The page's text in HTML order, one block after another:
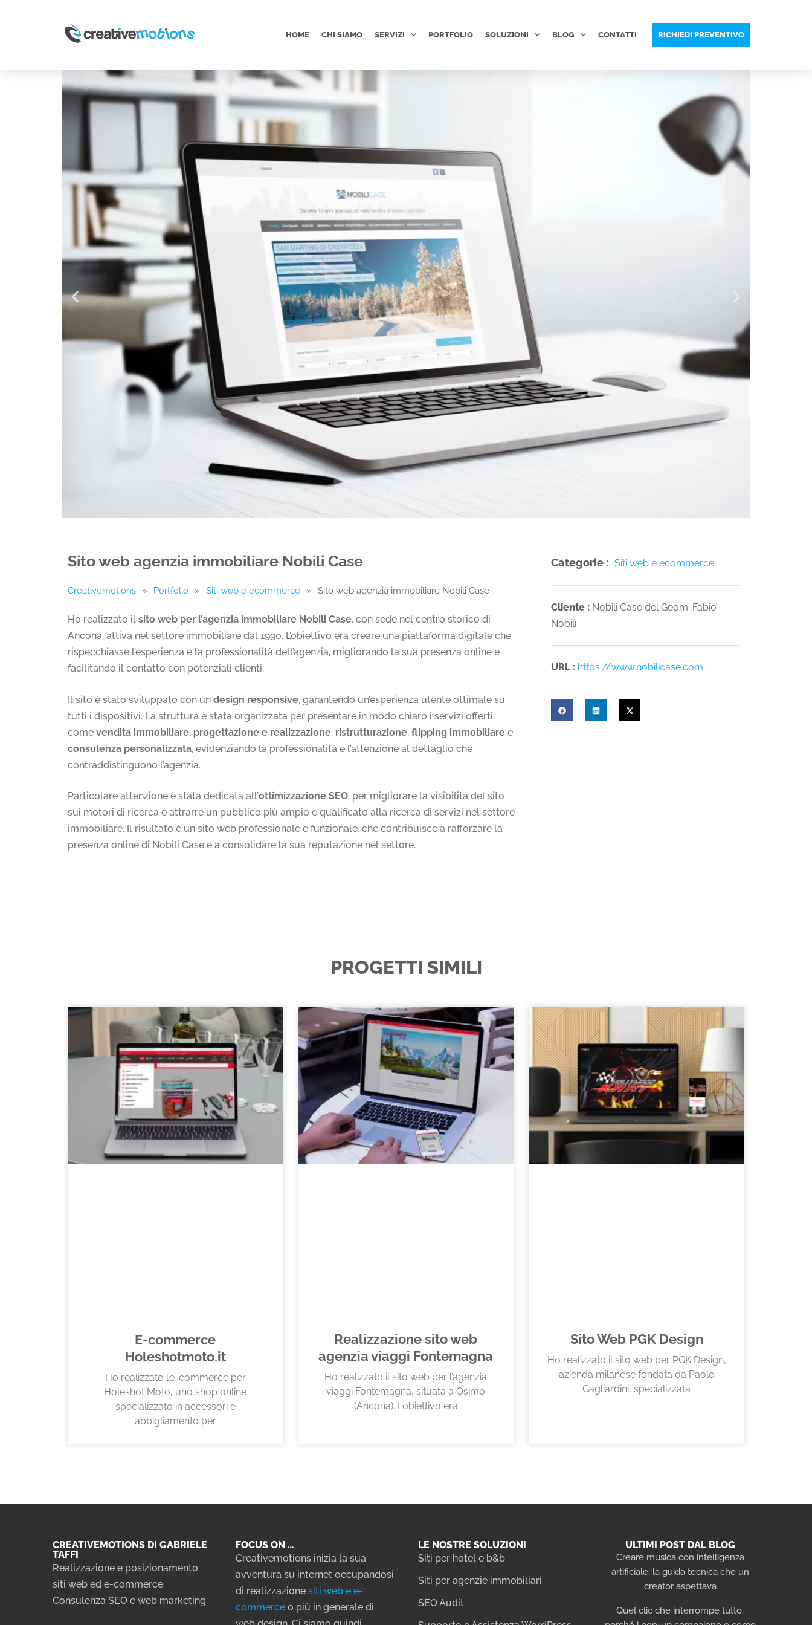
HOME CHI SIAMO SERVIZI PORTFOLIO SOLUZIONI BLOG CONTATTI RICHIEDI PREVENTIVO
Sito web agenzia immobiliare Nobili Case
Creativemotions » Portfolio » Siti web e ecommerce » Sito web agenzia immobiliare Nobili Case
Ho realizzato il sito web per l’agenzia immobiliare Nobili Case, con sede nel centro storico di
Ancona, attiva nel settore immobiliare dal 1990. L’obiettivo era creare una piattaforma digitale che
rispecchiasse l’esperienza e la professionalità dell’agenzia, migliorando la sua presenza online e
facilitando il contatto con potenziali clienti.
Il sito è stato sviluppato con un design responsive, garantendo un’esperienza utente ottimale su
tutti i dispositivi. La struttura è stata organizzata per presentare in modo chiaro i servizi offerti,
come vendita immobiliare, progettazione e realizzazione, ristrutturazione, flipping immobiliare e
consulenza personalizzata, evidenziando la professionalità e l’attenzione al dettaglio che
contraddistinguono l’agenzia.
Particolare attenzione è stata dedicata all’ottimizzazione SEO, per migliorare la visibilità del sito
sui motori di ricerca e attrarre un pubblico più ampio e qualificato alla ricerca di servizi nel settore
immobiliare. Il risultato è un sito web professionale e funzionale, che contribuisce a rafforzare la
presenza online di Nobili Case e a consolidare la sua reputazione nel settore.
Categorie : Siti web e ecommerce
Cliente : Nobili Case del Geom. Fabio
Nobili
URL : https://www.nobilicase.com
PROGETTI SIMILI
E-commerce
Holeshotmoto.it
Ho realizzato l’e-commerce per
Holeshot Moto, uno shop online
specializzato in accessori e
abbigliamento per
Realizzazione sito web
agenzia viaggi Fontemagna
Ho realizzato il sito web per l’agenzia
viaggi Fontemagna, situata a Osimo
(Ancona). L’obiettivo era
Sito Web PGK Design
Ho realizzato il sito web per PGK Design,
azienda milanese fondata da Paolo
Gagliardini, specializzata
CREATIVEMOTIONS DI GABRIELE
TAFFI
Realizzazione e posizionamento
siti web ed e-commerce
Consulenza SEO e web marketing
FOCUS ON …
Creativemotions inizia la sua
avventura su internet occupandosi
di realizzazione siti web e e-
commerceo più in generale di
LE NOSTRE SOLUZIONI
Siti per hotel e b&b
Siti per agenzie immobiliari
SEO Audit
ULTIMI POST DAL BLOG
Creare musica con intelligenza
artificiale: la guida tecnica che un
creator aspettava
Quel clic che interrompe tutto: